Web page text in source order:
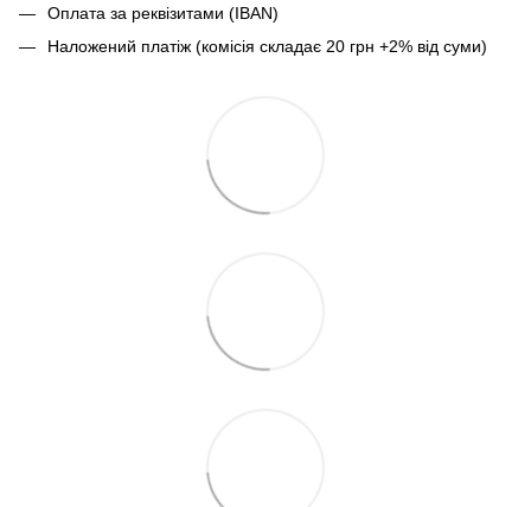
Оплата за реквізитами (IBAN)
Наложений платіж (комісія складає 20 грн +2% від суми)